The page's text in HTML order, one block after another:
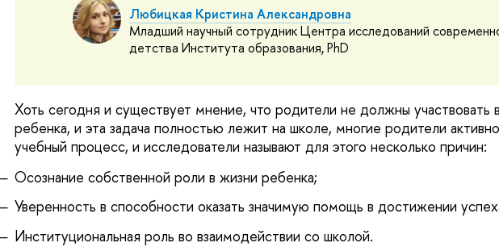
Любицкая Кристина Александровна
Младший научный сотрудник Центра исследований
детства Института образования, PhD
Хоть сегодня и существует мнение, что родители не должны участвовать
ребенка, и эта задача полностью лежит на школе, многие родители
учебный процесс, и исследователи называют для этого несколько причин:
Осознание собственной роли в жизни ребенка;
Уверенность в способности оказать значимую помощь в достижении
Институциональная роль во взаимодействии со школой.